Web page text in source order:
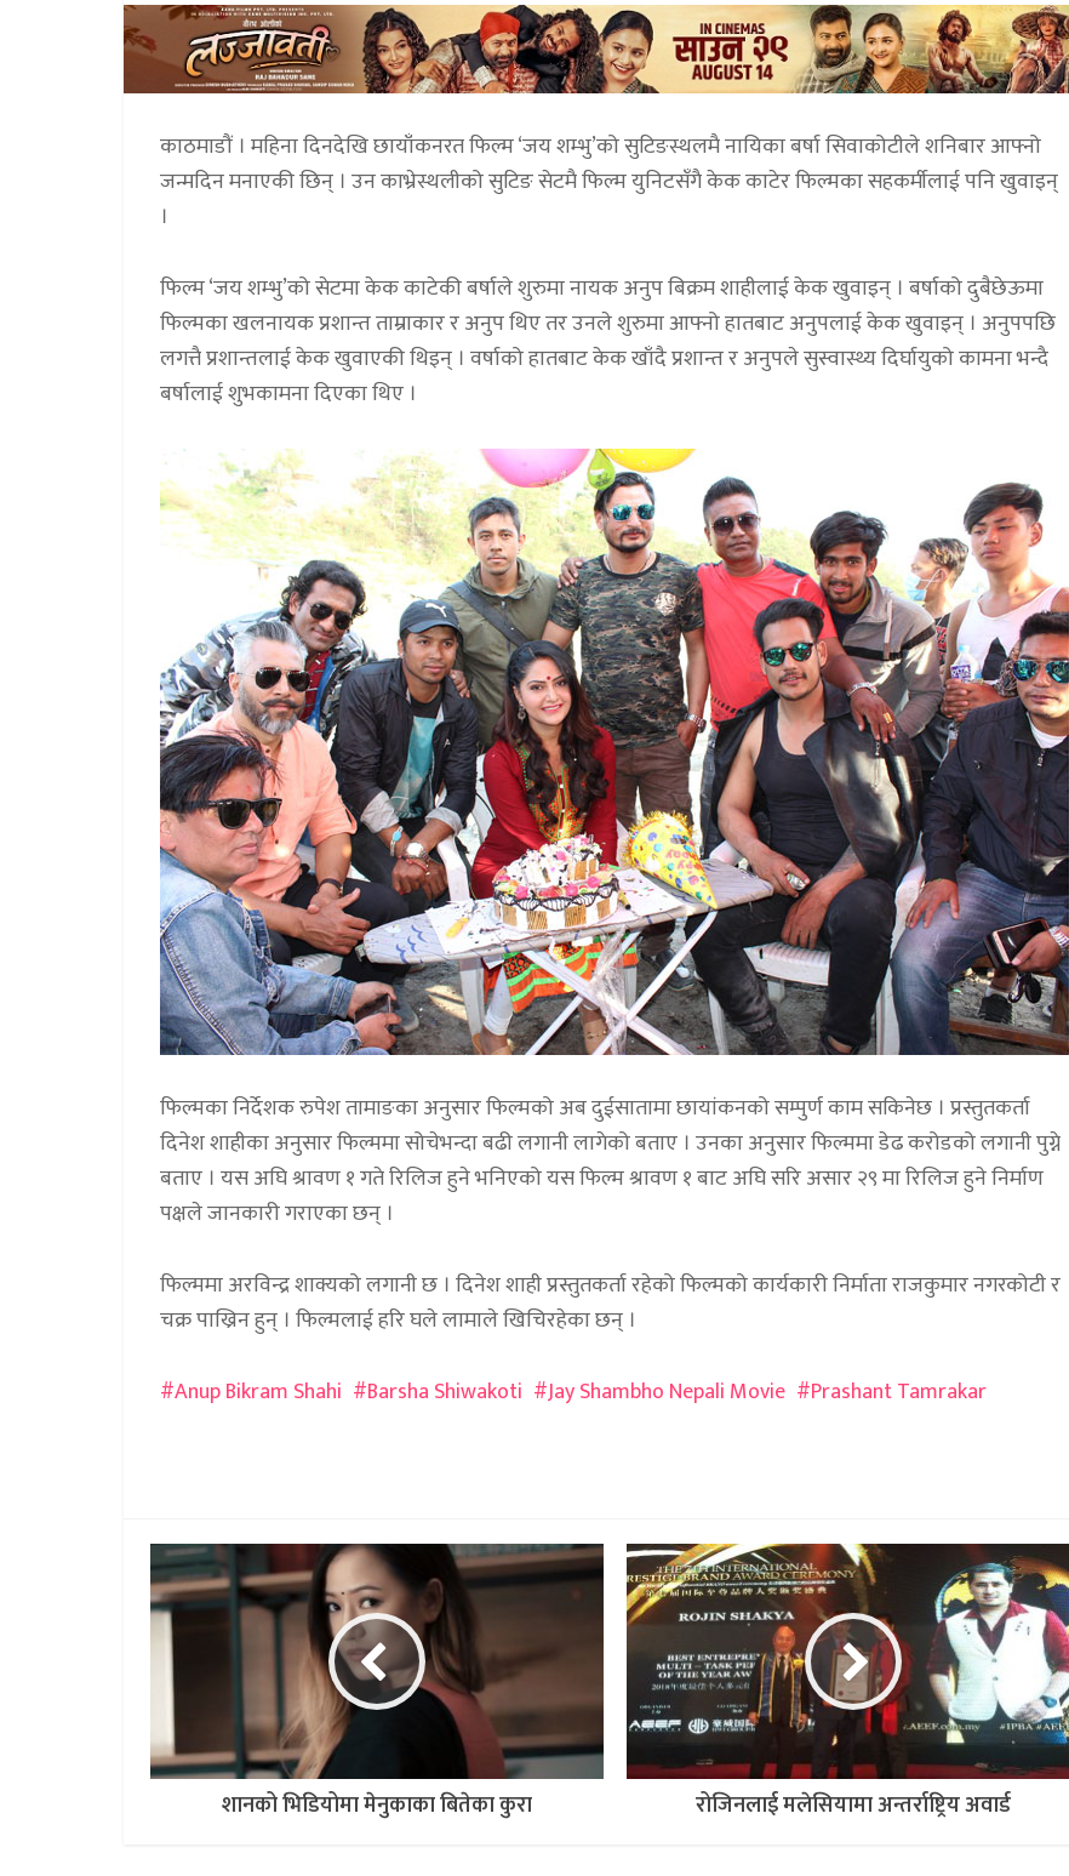
काठमाडौं । महिना दिनदेखि छायाँंकनरत फिल्म ‘जय शम्भु’को सुटिङस्थलमै नायिका बर्षा सिवाकोटीले शनिबार आफ्नो
जन्मदिन मनाएकी छिन् । उन काभ्रेस्थलीको सुटिङ सेटमै फिल्म युनिटसँगै केक काटेर फिल्मका सहकर्मीलाई पनि खुवाइन्
।
फिल्म ‘जय शम्भु’को सेटमा केक काटेकी बर्षाले शुरुमा नायक अनुप बिक्रम शाहीलाई केक खुवाइन् । बर्षाको दुबैछेऊमा
फिल्मका खलनायक प्रशान्त ताम्राकार र अनुप थिए तर उनले शुरुमा आफ्नो हातबाट अनुपलाई केक खुवाइन् । अनुपपछि
लगत्तै प्रशान्तलाई केक खुवाएकी थिइन् । वर्षाको हातबाट केक खाँदै प्रशान्त र अनुपले सुस्वास्थ्य दिर्घायुको कामना भन्दै
बर्षालाई शुभकामना दिएका थिए ।
फिल्मका निर्देशक रुपेश तामाङका अनुसार फिल्मको अब दुईसातामा छायांकनको सम्पुर्ण काम सकिनेछ । प्रस्तुतकर्ता
दिनेश शाहीका अनुसार फिल्ममा सोचेभन्दा बढी लगानी लागेको बताए । उनका अनुसार फिल्ममा डेढ करोडको लगानी पुग्ने
बताए । यस अघि श्रावण १ गते रिलिज हुने भनिएको यस फिल्म श्रावण १ बाट अघि सरि असार २९ मा रिलिज हुने निर्माण
पक्षले जानकारी गराएका छन् ।
फिल्ममा अरविन्द्र शाक्यको लगानी छ । दिनेश शाही प्रस्तुतकर्ता रहेको फिल्मको कार्यकारी निर्माता राजकुमार नगरकोटी र
चक्र पाख्रिन हुन् । फिल्मलाई हरि घले लामाले खिचिरहेका छन् ।
Anup Bikram Shahi
Barsha Shiwakoti Jay Shambho Nepali Movie Prashant Tamrakar
शानको भिडियोमा मेनुकाका बितेका कुरा रोजिनलाई मलेसियामा अन्तर्राष्ट्रिय अवार्ड